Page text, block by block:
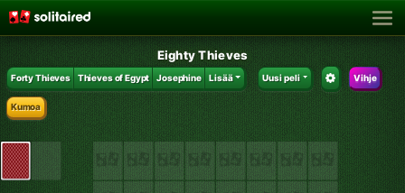
Eighty Thieves
Forty Thieves Thieves of Egypt Josephine Lisää Uusi peli Vihje
Kumoa